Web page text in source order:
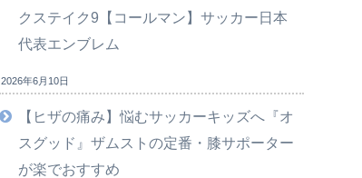
クステイク9【コールマン】サッカー日本
代表エンブレム
2026年6月10日
【ヒザの痛み】悩むサッカーキッズへ『オ
スグッド』ザムストの定番・膝サポーター
が楽でおすすめ